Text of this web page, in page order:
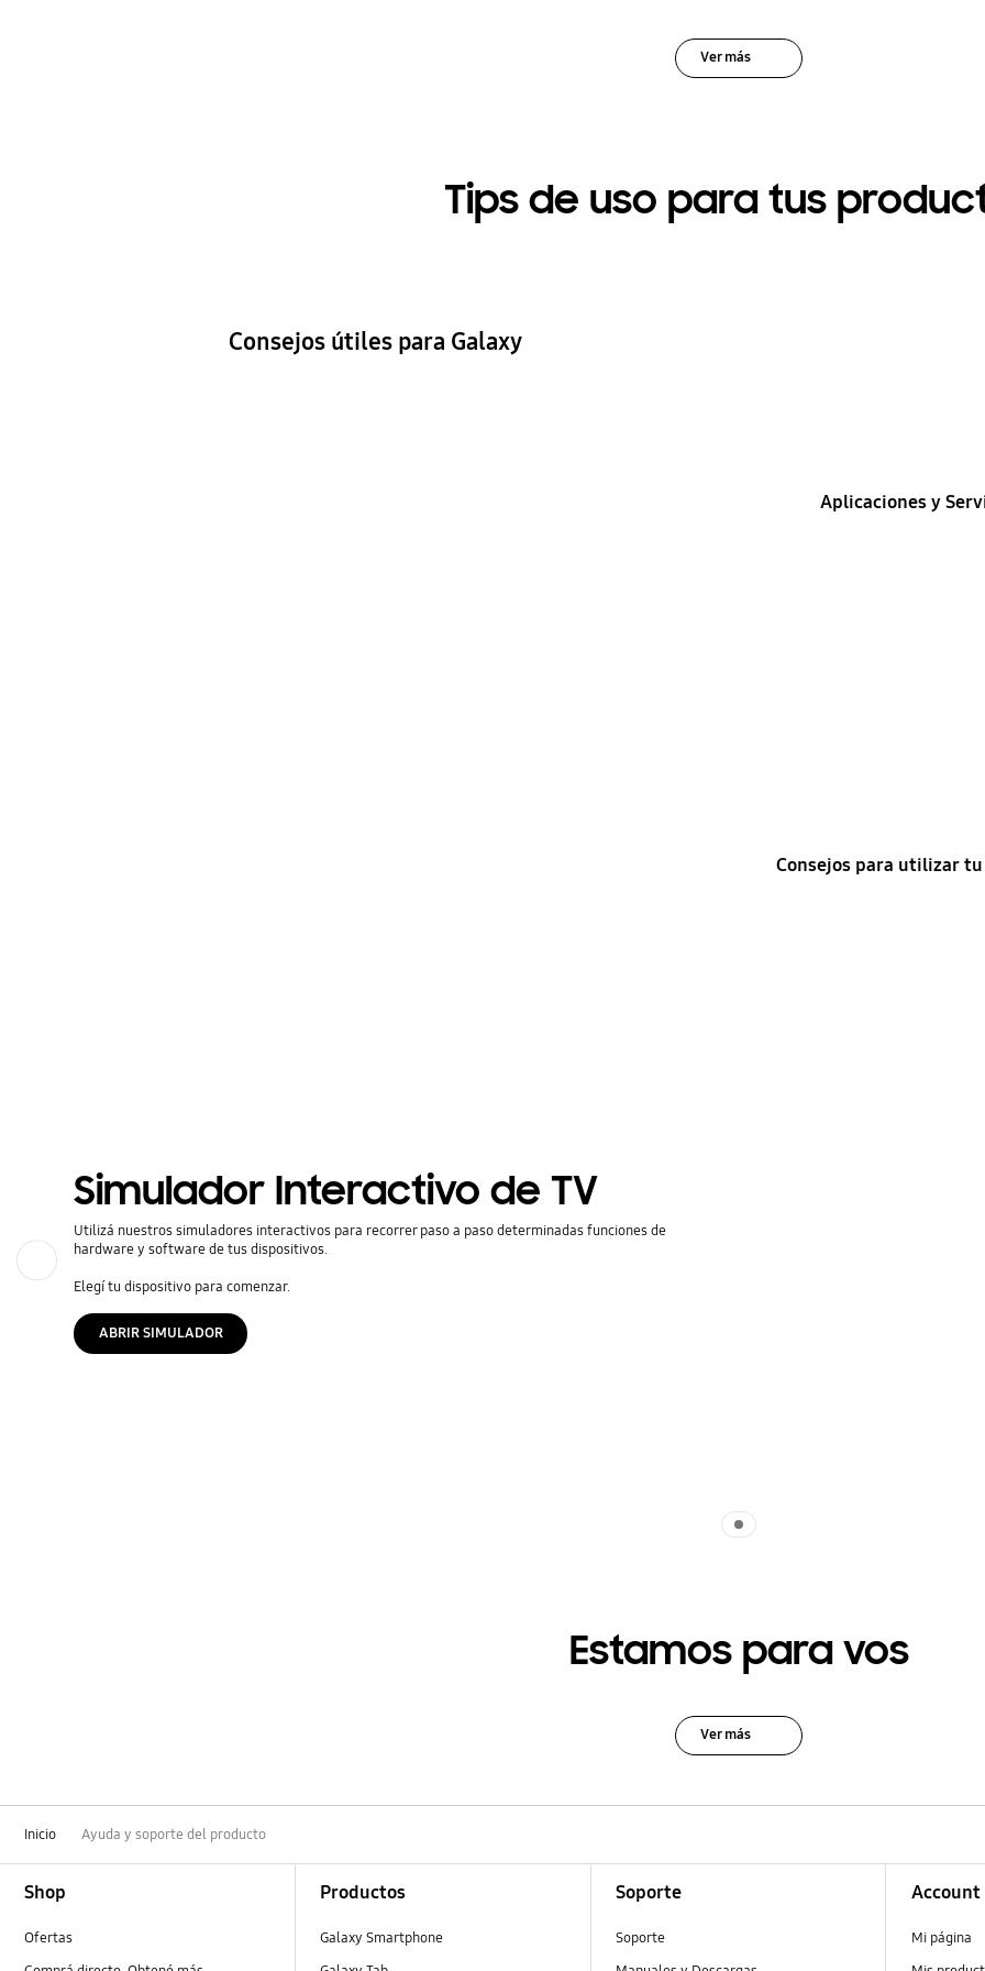
Ver más
Tips de uso para tus
Consejos útiles para Galaxy
Aplicaciones y
Consejos para utilizar
Simulador Interactivo de TV
Utilizá nuestros simuladores interactivos para recorrer paso a paso determinadas funciones de
hardware y software de tus dispositivos.
Elegí tu dispositivo para comenzar.
ABRIR SIMULADOR
Estamos para vos
Ver más
Inicio Ayuda y soporte del producto
Shop
Ofertas
Productos
Galaxy Smartphone
Soporte
Soporte
Account
Mi página